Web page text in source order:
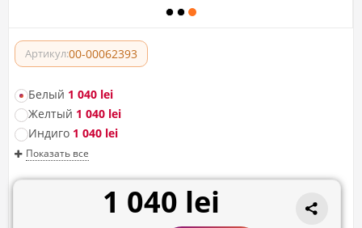
Артикул:00-00062393
Белый 1 040 lei
Желтый 1 040 lei
Индиго 1 040 lei
Показать все
1 040 lei